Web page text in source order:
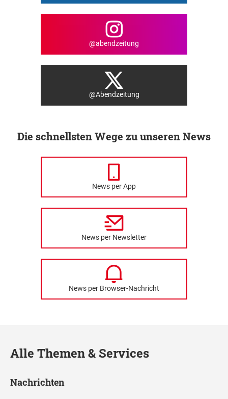
@abendzeitung
@Abendzeitung
Die schnellsten Wege zu unseren News
News per App
News per Newsletter
News per Browser-Nachricht
Alle Themen & Services
Nachrichten